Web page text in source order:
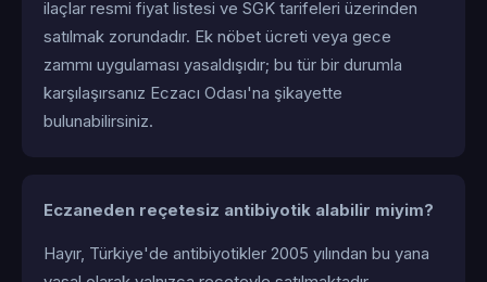
ilaçlar resmi fiyat listesi ve SGK tarifeleri üzerinden
satılmak zorundadır. Ek nöbet ücreti veya gece
zammı uygulaması yasaldışıdır; bu tür bir durumla
karşılaşırsanız Eczacı Odası'na şikayette
bulunabilirsiniz.
Eczaneden reçetesiz antibiyotik alabilir miyim?
Hayır, Türkiye'de antibiyotikler 2005 yılından bu yana